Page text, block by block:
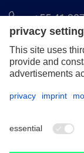
+55 41
Aviso legal
Termos e